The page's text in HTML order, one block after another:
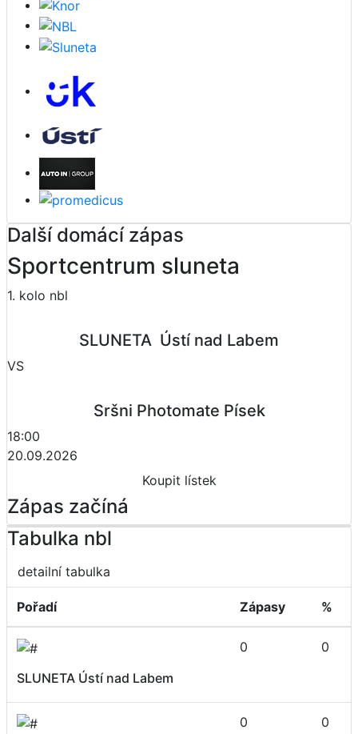
Další domácí zápas
Sportcentrum sluneta
1. kolo nbl
SLUNETA  Ústí nad Labem
VS
Sršni Photomate Písek
18:00
20.09.2026
Koupit lístek
Zápas začíná
Tabulka nbl
detailní tabulka
Pořadí Zápasy %
SLUNETA Ústí nad Labem
0 0
0 0